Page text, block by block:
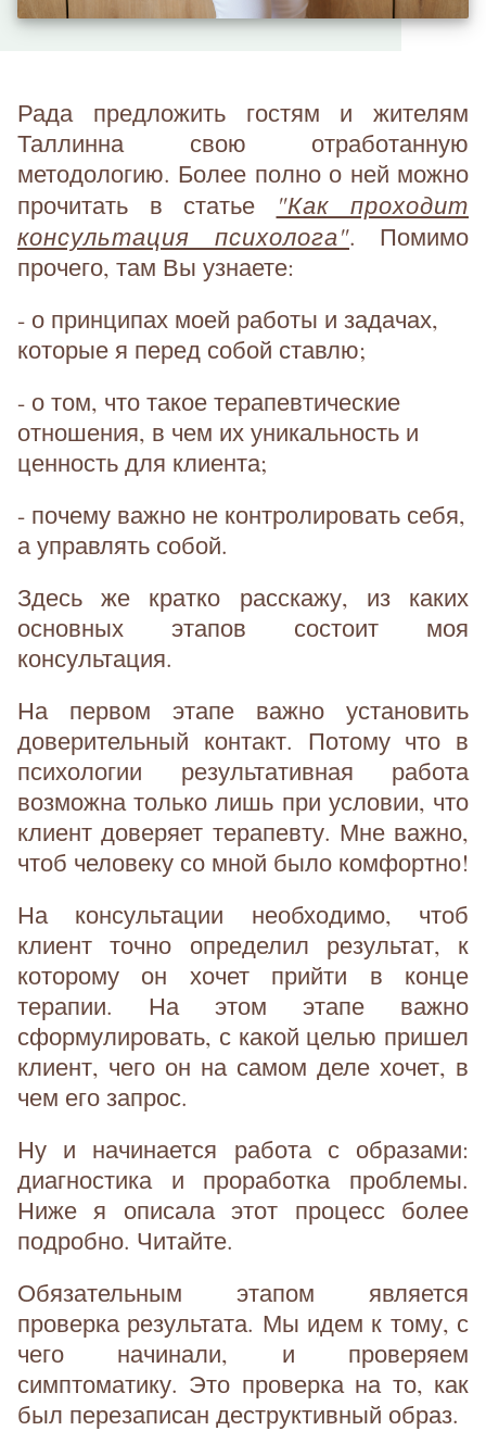
Рада предложить гостям и жителям
Таллинна свою отработанную
методологию. Более полно о ней можно
прочитать в статье
"Как проходит
консультация психолога". Помимо
прочего, там Вы узнаете:
- о принципах моей работы и задачах,
которые я перед собой ставлю;
- о том, что такое терапевтические
отношения, в чем их уникальность и
ценность для клиента;
- почему важно не контролировать себя,
а управлять собой.
Здесь же кратко расскажу, из каких
основных этапов состоит моя
консультация.
На первом этапе важно установить
доверительный контакт. Потому что в
психологии результативная работа
возможна только лишь при условии, что
клиент доверяет терапевту. Мне важно,
чтоб человеку со мной было комфортно!
На консультации необходимо, чтоб
клиент точно определил результат, к
которому он хочет прийти в конце
терапии. На этом этапе важно
сформулировать, с какой целью пришел
клиент, чего он на самом деле хочет, в
чем его запрос.
Ну и начинается работа с образами:
диагностика и проработка проблемы.
Ниже я описала этот процесс более
подробно. Читайте.
Обязательным этапом является
проверка результата. Мы идем к тому, с
чего начинали, и проверяем
симптоматику. Это проверка на то, как
был перезаписан деструктивный образ.